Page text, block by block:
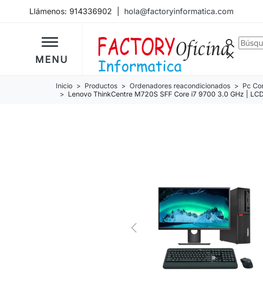
Llámenos: 914336902 hola@factoryinformatica.com
dehaze
MENU
search
clear
Inicio Productos Ordenadores reacondicionados
Pc
Lenovo ThinkCentre M720S SFF Core i7 9700 3.0 GHz |
Previous